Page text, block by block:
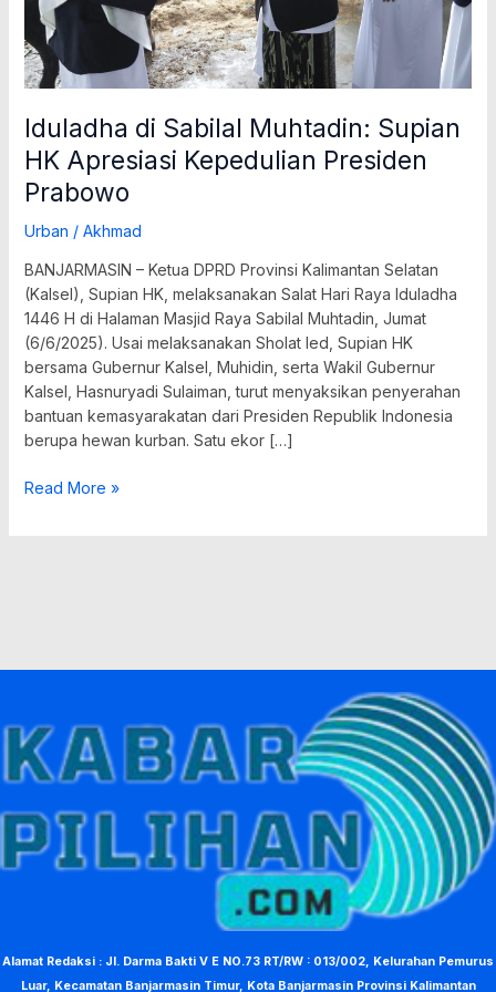
Iduladha di Sabilal Muhtadin: Supian
HK Apresiasi Kepedulian Presiden
Prabowo
Urban / Akhmad
BANJARMASIN – Ketua DPRD Provinsi Kalimantan Selatan
(Kalsel), Supian HK, melaksanakan Salat Hari Raya Iduladha
1446 H di Halaman Masjid Raya Sabilal Muhtadin, Jumat
(6/6/2025). Usai melaksanakan Sholat Ied, Supian HK
bersama Gubernur Kalsel, Muhidin, serta Wakil Gubernur
Kalsel, Hasnuryadi Sulaiman, turut menyaksikan penyerahan
bantuan kemasyarakatan dari Presiden Republik Indonesia
berupa hewan kurban. Satu ekor […]
Prabowo
Read More »
Alamat Redaksi : Jl. Darma Bakti V E NO.73 RT/RW : 013/002, Kelurahan Pemurus
Luar, Kecamatan Banjarmasin Timur, Kota Banjarmasin Provinsi Kalimantan